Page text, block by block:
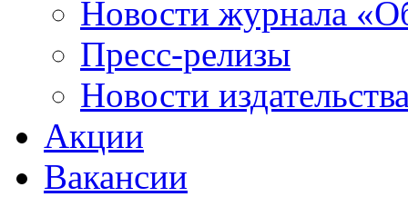
Новости журнала
Пресс-релизы
Новости
Акции
Вакансии